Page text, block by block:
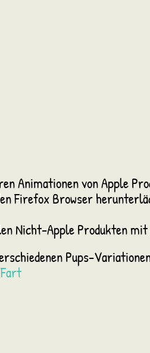
Animationen von Apple
Firefox Browser
Nicht-Apple Produkten
Pups-